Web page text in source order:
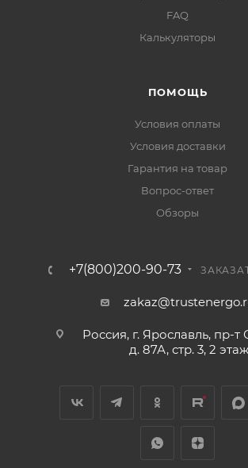
FAQ
Калькуляторы
ПОМОЩЬ
Условия оплаты
Условия доставки
Гарантия на товар
Вопрос-ответ
Обзоры
+7(800)200-90-73
Россия, г. Ярославль, пр-т
д. 87А, стр. 3, 2 этаж